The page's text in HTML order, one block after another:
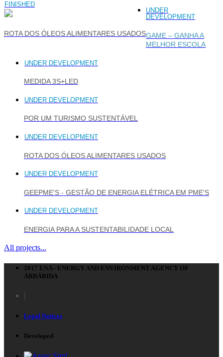
FINISHED
ROTA DOS ÓLEOS ALIMENTARES USADOS
UNDER
DEVELOPMENT
GAME – GANHA A
MELHOR ESCOLA
UNDER DEVELOPMENT
MEDIDA 3S+LED
UNDER DEVELOPMENT
POR UM TURISMO SUSTENTÁVEL
UNDER DEVELOPMENT
ROTA DOS ÓLEOS ALIMENTARES USADOS
UNDER DEVELOPMENT
GEEPME'S - GESTÃO DE ENERGIA ELÉTRICA EM PME'S
UNDER DEVELOPMENT
ENERGIA PARA A SUSTENTABILIDADE LOCAL
All projects...
2017 ENA - ENERGY AND ENVIRONMENT AGENCY OF
ARRÁBIDA
|
Legal Notices
Developed